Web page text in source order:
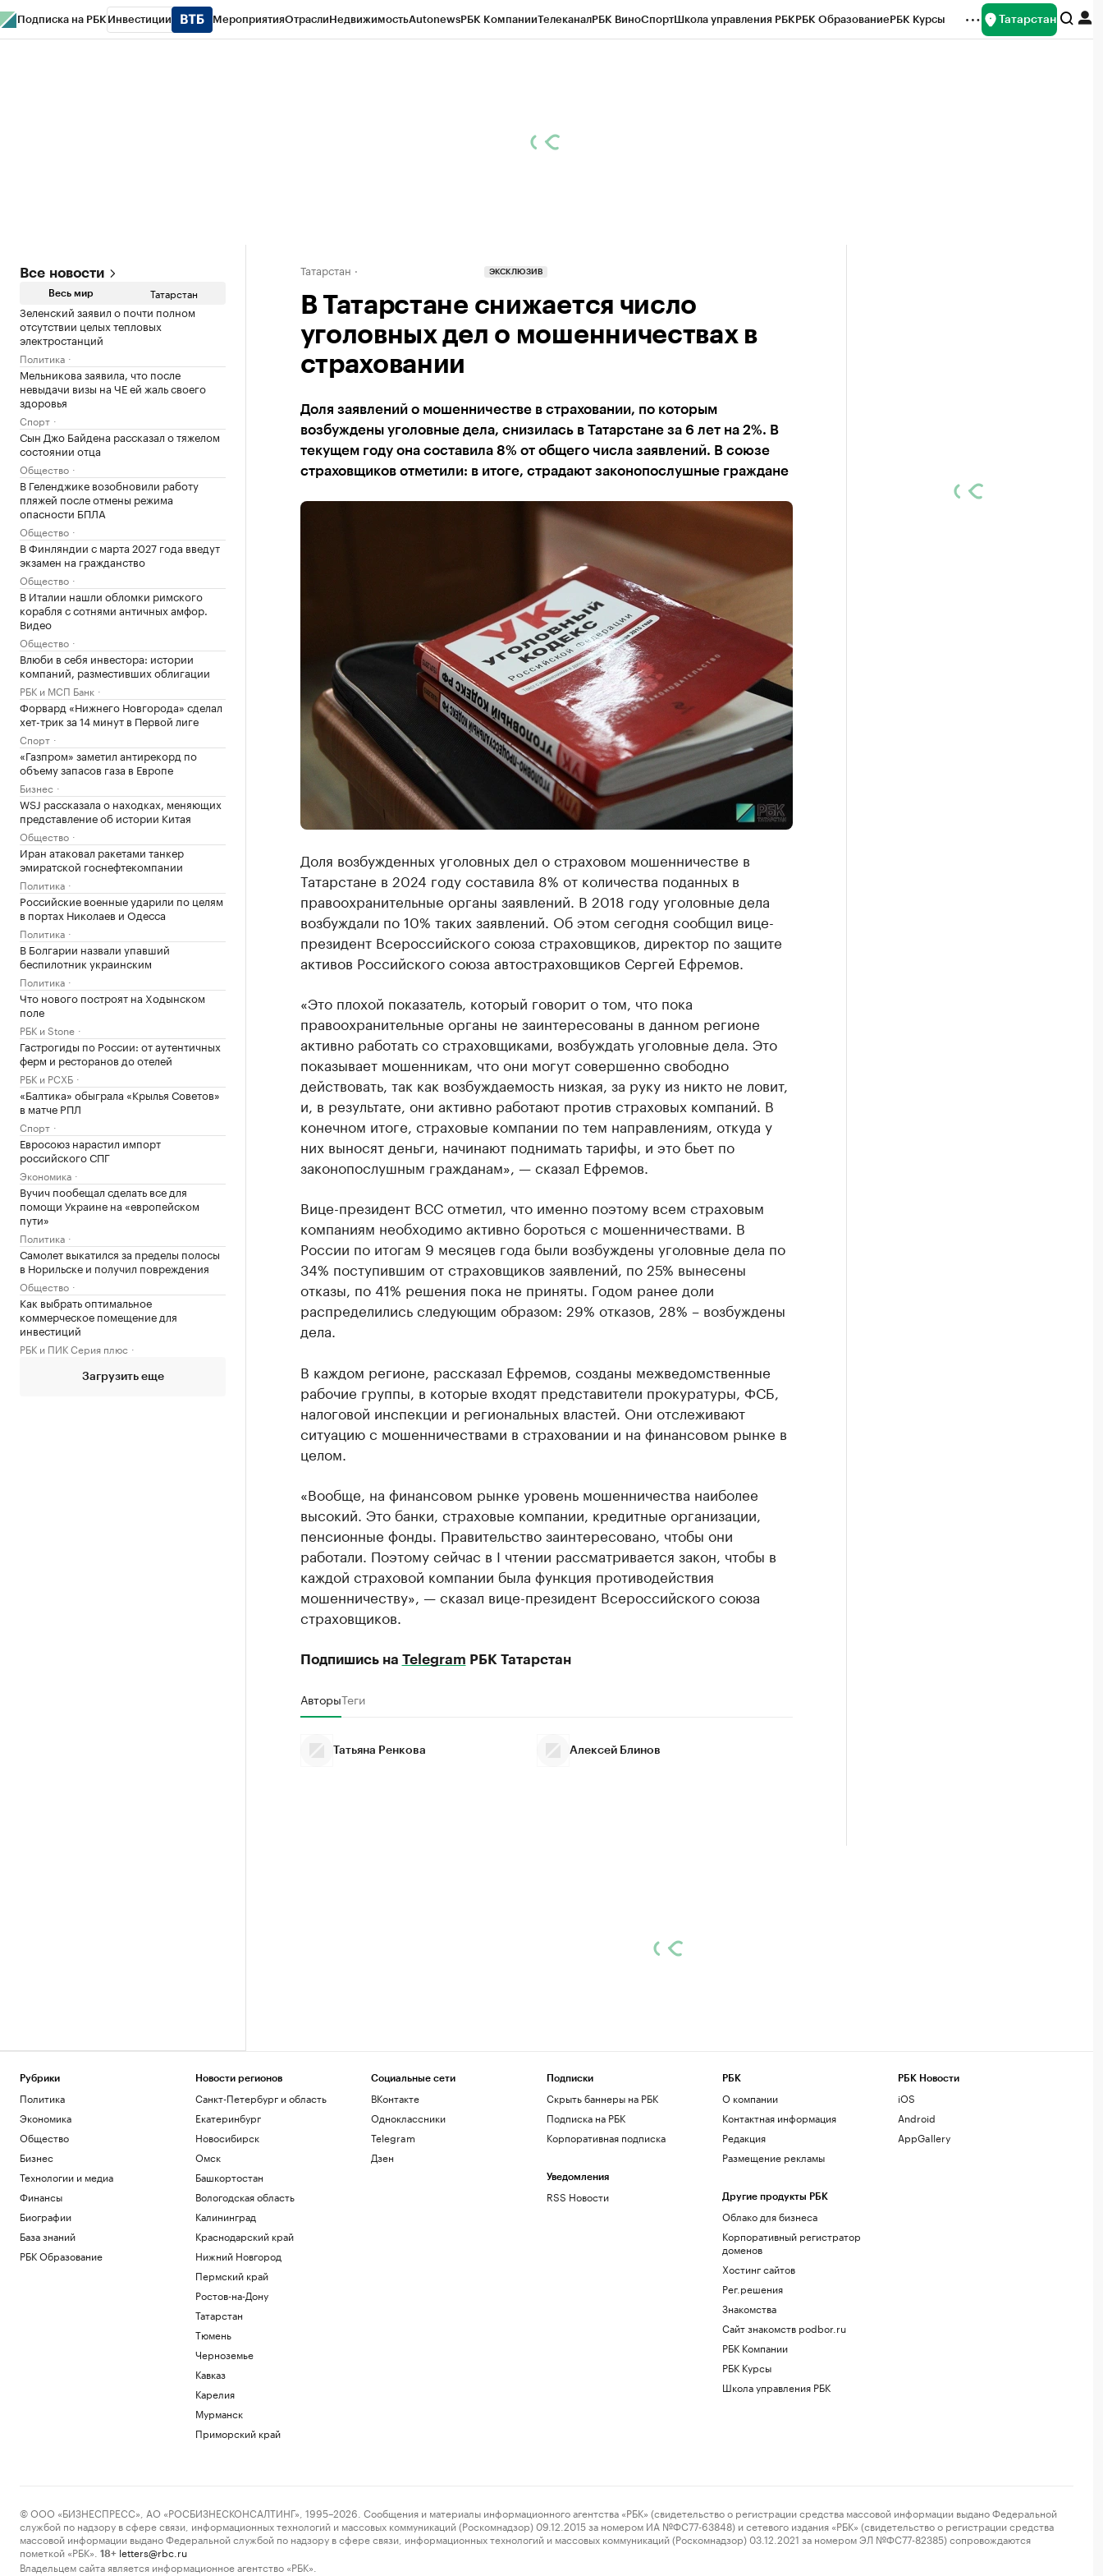
Подписка на РБК Инвестиции МероприятияОтраслиНедвижимостьAutonewsРБК КомпанииТелеканалРБК ВиноСпортШкола управления РБКРБК ОбразованиеРБК Курсы Татарстан
Все новости
Весь мир Татарстан
Зеленский заявил о почти полном
отсутствии целых тепловых
электростанций
Политика
Мельникова заявила, что после
невыдачи визы на ЧЕ ей жаль своего
здоровья
Спорт
Сын Джо Байдена рассказал о тяжелом
состоянии отца
Общество
В Геленджике возобновили работу
пляжей после отмены режима
опасности БПЛА
Общество
В Финляндии с марта 2027 года введут
экзамен на гражданство
Общество
В Италии нашли обломки римского
корабля с сотнями античных амфор.
Видео
Общество
Влюби в себя инвестора: истории
компаний, разместивших облигации
РБК и МСП Банк
Форвард «Нижнего Новгорода» сделал
хет-трик за 14 минут в Первой лиге
Спорт
«Газпром» заметил антирекорд по
объему запасов газа в Европе
Бизнес
WSJ рассказала о находках, меняющих
представление об истории Китая
Общество
Иран атаковал ракетами танкер
эмиратской госнефтекомпании
Политика
Российские военные ударили по целям
в портах Николаев и Одесса
Политика
В Болгарии назвали упавший
беспилотник украинским
Политика
Что нового построят на Ходынском
поле
РБК и Stone
Гастрогиды по России: от аутентичных
ферм и ресторанов до отелей
РБК и РСХБ
«Балтика» обыграла «Крылья Советов»
в матче РПЛ
Спорт
Евросоюз нарастил импорт
российского СПГ
Экономика
Вучич пообещал сделать все для
помощи Украине на «европейском
пути»
Политика
Самолет выкатился за пределы полосы
в Норильске и получил повреждения
Общество
Как выбрать оптимальное
коммерческое помещение для
инвестиций
РБК и ПИК Серия плюс
Загрузить еще
Татарстан ЭКСКЛЮЗИВ
В Татарстане снижается число
уголовных дел о мошенничествах в
страховании
Доля заявлений о мошенничестве в страховании, по которым
возбуждены уголовные дела, снизилась в Татарстане за 6 лет на 2%. В
текущем году она составила 8% от общего числа заявлений. В союзе
страховщиков отметили: в итоге, страдают законопослушные граждане
Доля возбужденных уголовных дел о страховом мошенничестве в
Татарстане в 2024 году составила 8% от количества поданных в
правоохранительные органы заявлений. В 2018 году уголовные дела
возбуждали по 10% таких заявлений. Об этом сегодня сообщил вице-
президент Всероссийского союза страховщиков, директор по защите
активов Российского союза автостраховщиков Сергей Ефремов.
«Это плохой показатель, который говорит о том, что пока
правоохранительные органы не заинтересованы в данном регионе
активно работать со страховщиками, возбуждать уголовные дела. Это
показывает мошенникам, что они могут совершенно свободно
действовать, так как возбуждаемость низкая, за руку из никто не ловит,
и, в результате, они активно работают против страховых компаний. В
конечном итоге, страховые компании по тем направлениям, откуда у
них выносят деньги, начинают поднимать тарифы, и это бьет по
законопослушным гражданам», — сказал Ефремов.
Вице-президент ВСС отметил, что именно поэтому всем страховым
компаниям необходимо активно бороться с мошенничествами. В
России по итогам 9 месяцев года были возбуждены уголовные дела по
34% поступившим от страховщиков заявлений, по 25% вынесены
отказы, по 41% решения пока не приняты. Годом ранее доли
распределились следующим образом: 29% отказов, 28% – возбуждены
дела.
В каждом регионе, рассказал Ефремов, созданы межведомственные
рабочие группы, в которые входят представители прокуратуры, ФСБ,
налоговой инспекции и региональных властей. Они отслеживают
ситуацию с мошенничествами в страховании и на финансовом рынке в
целом.
«Вообще, на финансовом рынке уровень мошенничества наиболее
высокий. Это банки, страховые компании, кредитные организации,
пенсионные фонды. Правительство заинтересовано, чтобы они
работали. Поэтому сейчас в I чтении рассматривается закон, чтобы в
каждой страховой компании была функция противодействия
мошенничеству», — сказал вице-президент Всероссийского союза
страховщиков.
Подпишись на Telegram РБК Татарстан
АвторыТеги
Татьяна Ренкова Алексей Блинов
Рубрики
Политика
Экономика
Общество
Бизнес
Технологии и медиа
Финансы
Биографии
База знаний
РБК Образование
Новости регионов
Санкт-Петербург и область
Екатеринбург
Новосибирск
Омск
Башкортостан
Вологодская область
Калининград
Краснодарский край
Нижний Новгород
Пермский край
Ростов-на-Дону
Татарстан
Тюмень
Черноземье
Кавказ
Карелия
Мурманск
Приморский край
Социальные сети
ВКонтакте
Одноклассники
Telegram
Дзен
Подписки
Скрыть баннеры на РБК
Подписка на РБК
Корпоративная подписка
Уведомления
RSS Новости
РБК
О компании
Контактная информация
Редакция
Размещение рекламы
Другие продукты РБК
Облако для бизнеса
Корпоративный регистратор
доменов
Хостинг сайтов
Рег.решения
Знакомства
Сайт знакомств podbor.ru
РБК Компании
РБК Курсы
Школа управления РБК
РБК Новости
iOS
Android
AppGallery
© ООО «БИЗНЕСПРЕСС», АО «РОСБИЗНЕСКОНСАЛТИНГ», 1995–2026. Сообщения и материалы информационного агентства «РБК» (свидетельство о регистрации средства массовой информации выдано Федеральной
службой по надзору в сфере связи, информационных технологий и массовых коммуникаций (Роскомнадзор) 09.12.2015 за номером ИА №ФС77-63848) и сетевого издания «РБК» (свидетельство о регистрации средства
массовой информации выдано Федеральной службой по надзору в сфере связи, информационных технологий и массовых коммуникаций (Роскомнадзор) 03.12.2021 за номером ЭЛ №ФС77-82385) сопровождаются
пометкой «РБК».
18+ letters@rbc.ru
Владельцем сайта является информационное агентство «РБК».